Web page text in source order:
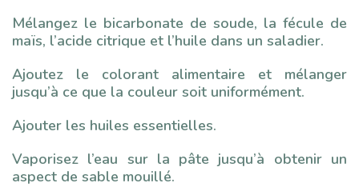
Mélangez le bicarbonate de soude, la fécule de
maïs, l’acide citrique et l’huile dans un saladier.
Ajoutez le colorant alimentaire et mélanger
jusqu’à ce que la couleur soit uniformément.
Ajouter les huiles essentielles.
Vaporisez l’eau sur la pâte jusqu’à obtenir un
aspect de sable mouillé.